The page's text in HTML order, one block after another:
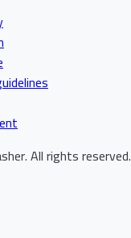
.All rights reserved.